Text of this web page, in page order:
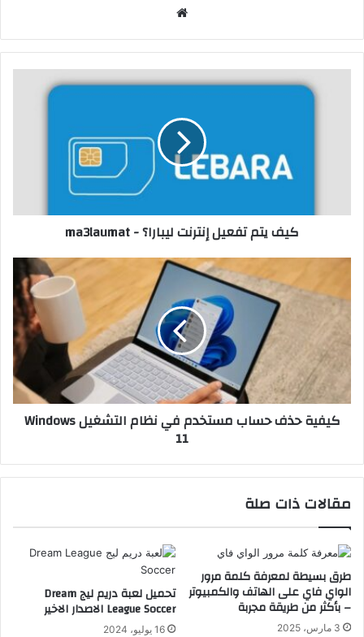
ق
ع
ا
و
ب
كيف يتم تفعيل إنترنت ليبارا؟ - ma3laumat
كيفية حذف حساب مستخدم في نظام التشغيل Windows
11
مقالات ذات صلة
طرق بسيطة لمعرفة كلمة مرور
الواي فاي على الهاتف والكمبيوتر
– بأكثر من طريقة مجربة
3 مارس، 2025
تحميل لعبة دريم ليج Dream
League Soccer الاصدار الاخير
16 يوليو، 2024